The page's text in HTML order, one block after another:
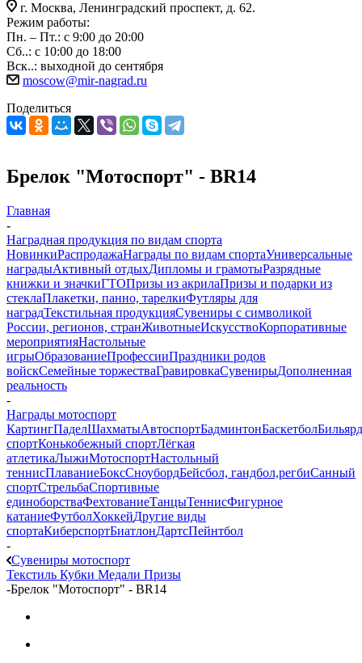
г. Москва, Ленинградский проспект, д. 62.
Режим работы:
Пн. – Пт.: с 9:00 до 20:00
Сб..: с 10:00 до 18:00
Вск..: выходной до сентября
moscow@mir-nagrad.ru
Поделиться
Брелок "Мотоспорт" - BR14
Главная
-
Наградная продукция по видам спорта
НовинкиРаспродажаНаграды по видам спортаУниверсальные
наградыАктивный отдыхДипломы и грамотыРазрядные
книжки и значкиГТОПризы из акрилаПризы и подарки из
стеклаПлакетки, панно, тарелкиФутляры для
наградТекстильная продукцияСувениры с символикой
России, регионов, странЖивотныеИскусствоКорпоративные
мероприятияНастольные
игрыОбразованиеПрофессииПраздники родов
войскСемейные торжестваГравировкаСувенирыДополненная
реальность
-
Награды мотоспорт
КартингПаделШахматыАвтоспортБадминтонБаскетболБильярд
спортКонькобежный спортЛёгкая
атлетикаЛыжиМотоспортНастольный
теннисПлаваниеБоксСноубордБейсбол, гандбол,регбиСанный
спортСтрельбаСпортивные
единоборстваФехтованиеТанцыТеннисФигурное
катаниеФутболХоккейДругие виды
спортаКиберспортБиатлонДартсПейнтбол
-
Сувениры мотоспорт
Текстиль Кубки Медали Призы
-Брелок "Мотоспорт" - BR14